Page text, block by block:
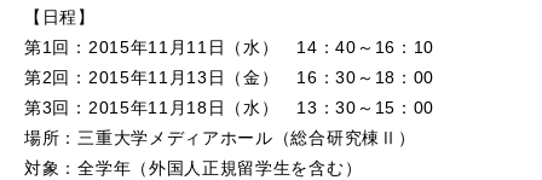
【日程】
第1回：2015年11月11日（水） 14：40～16：10
第2回：2015年11月13日（金） 16：30～18：00
第3回：2015年11月18日（水） 13：30～15：00
場所：三重大学メディアホール（総合研究棟Ⅱ）
対象：全学年（外国人正規留学生を含む）